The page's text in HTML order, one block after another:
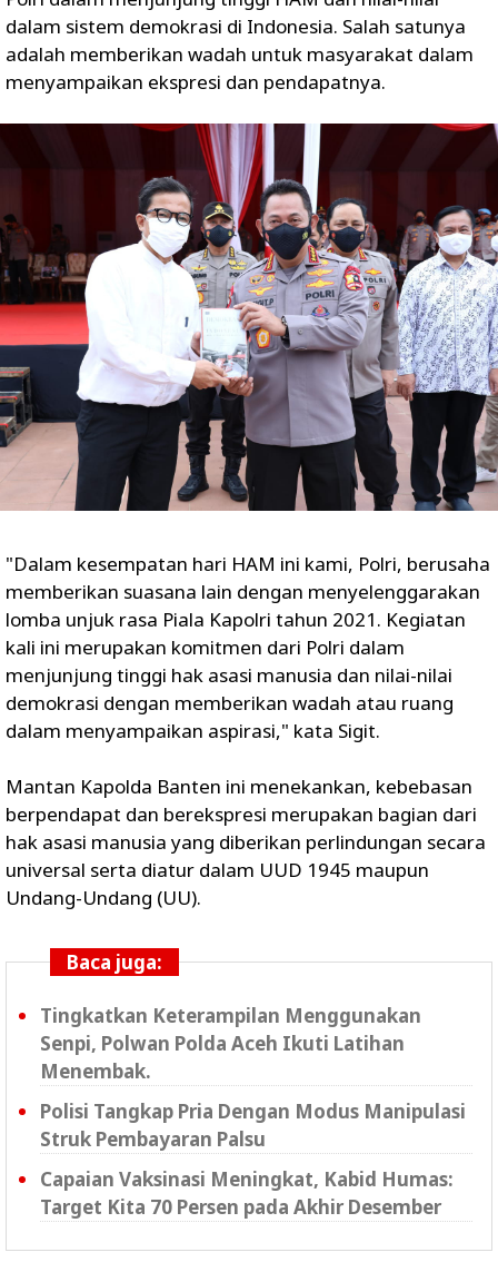
dalam sistem demokrasi di Indonesia. Salah satunya
adalah memberikan wadah untuk masyarakat dalam
menyampaikan ekspresi dan pendapatnya.
"Dalam kesempatan hari HAM ini kami, Polri, berusaha
memberikan suasana lain dengan menyelenggarakan
lomba unjuk rasa Piala Kapolri tahun 2021. Kegiatan
kali ini merupakan komitmen dari Polri dalam
menjunjung tinggi hak asasi manusia dan nilai-nilai
demokrasi dengan memberikan wadah atau ruang
dalam menyampaikan aspirasi," kata Sigit.
Mantan Kapolda Banten ini menekankan, kebebasan
berpendapat dan berekspresi merupakan bagian dari
hak asasi manusia yang diberikan perlindungan secara
universal serta diatur dalam UUD 1945 maupun
Undang-Undang (UU).
Baca juga:
Tingkatkan Keterampilan Menggunakan
Senpi, Polwan Polda Aceh Ikuti Latihan
Menembak.
Polisi Tangkap Pria Dengan Modus Manipulasi
Struk Pembayaran Palsu
Capaian Vaksinasi Meningkat, Kabid Humas:
Target Kita 70 Persen pada Akhir Desember